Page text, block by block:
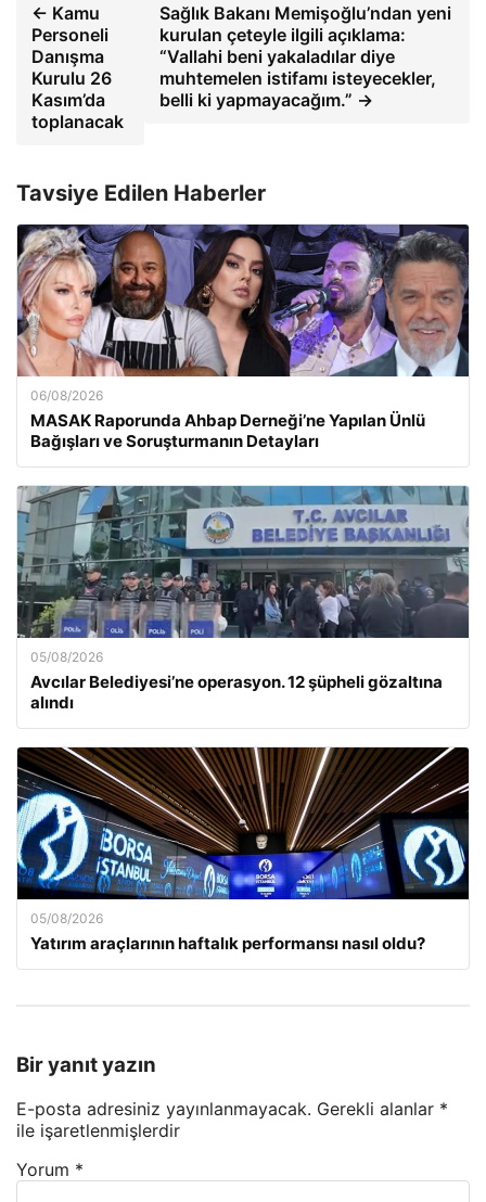
← Kamu
Personeli
Danışma
Kurulu 26
Kasım’da
toplanacak
Sağlık Bakanı Memişoğlu’ndan yeni
kurulan çeteyle ilgili açıklama:
“Vallahi beni yakaladılar diye
muhtemelen istifamı isteyecekler,
belli ki yapmayacağım.” →
Tavsiye Edilen Haberler
06/08/2026
MASAK Raporunda Ahbap Derneği’ne Yapılan Ünlü
Bağışları ve Soruşturmanın Detayları
05/08/2026
Avcılar Belediyesi’ne operasyon. 12 şüpheli gözaltına
alındı
05/08/2026
Yatırım araçlarının haftalık performansı nasıl oldu?
Bir yanıt yazın
E-posta adresiniz yayınlanmayacak. Gerekli alanlar *
ile işaretlenmişlerdir
Yorum *